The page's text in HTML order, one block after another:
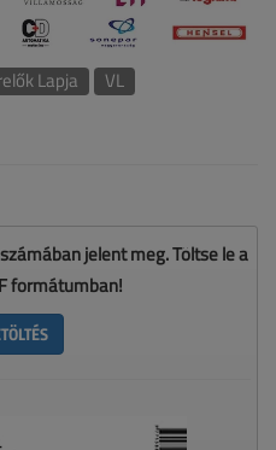
Lapja VL
jelent meg. Töltse le a
formátumban!